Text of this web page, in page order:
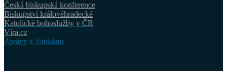
Česká biskupská konference
Biskupství královéhradecké
Katolické bohoslužby v ČR
Víra.cz
Zprávy z Vatikánu